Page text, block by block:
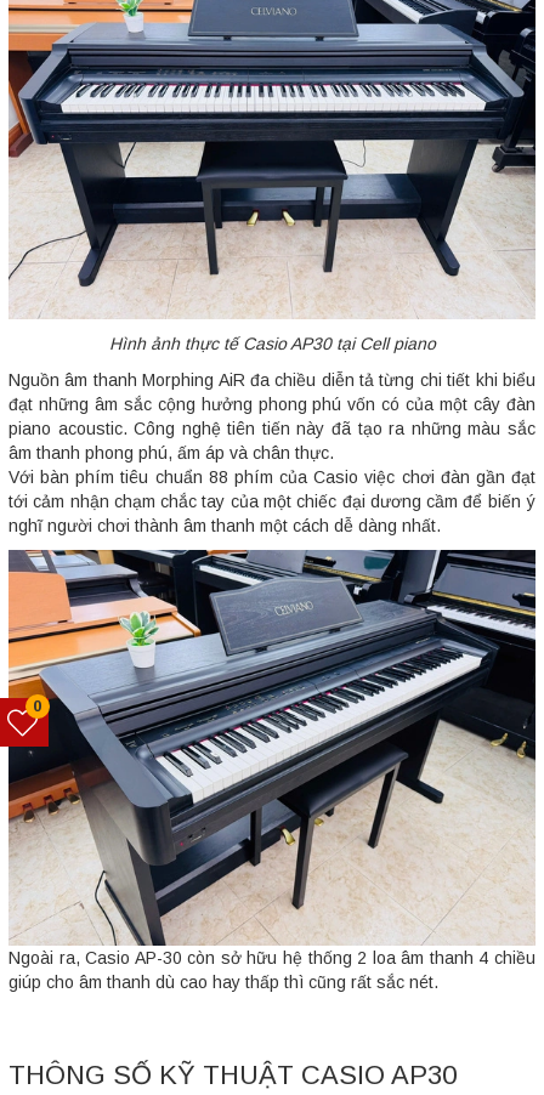
Hình ảnh thực tế Casio AP30 tại Cell piano
Nguồn âm thanh Morphing AiR đa chiều diễn tả từng chi tiết khi biểu
đạt những âm sắc cộng hưởng phong phú vốn có của một cây đàn
piano acoustic. Công nghệ tiên tiến này đã tạo ra những màu sắc
âm thanh phong phú, ấm áp và chân thực.
Với bàn phím tiêu chuẩn 88 phím của Casio việc chơi đàn gần đạt
tới cảm nhận chạm chắc tay của một chiếc đại dương cầm để biến ý
nghĩ người chơi thành âm thanh một cách dễ dàng nhất.
Ngoài ra, Casio AP-30 còn sở hữu hệ thống 2 loa âm thanh 4 chiều
giúp cho âm thanh dù cao hay thấp thì cũng rất sắc nét.
THÔNG SỐ KỸ THUẬT CASIO AP30
0